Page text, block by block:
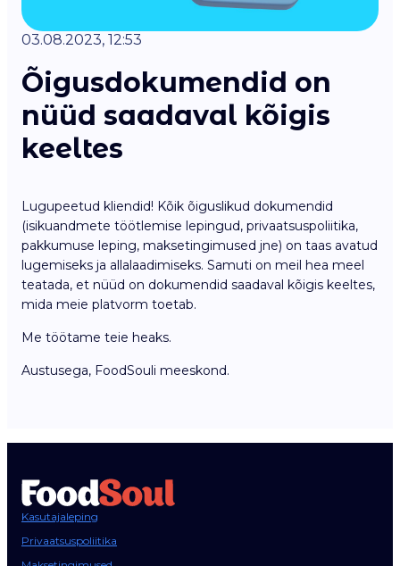
03.08.2023, 12:53
Õigusdokumendid on
nüüd saadaval kõigis
keeltes
Lugupeetud kliendid! Kõik õiguslikud dokumendid
(isikuandmete töötlemise lepingud, privaatsuspoliitika,
pakkumuse leping, maksetingimused jne) on taas avatud
lugemiseks ja allalaadimiseks. Samuti on meil hea meel
teatada, et nüüd on dokumendid saadaval kõigis keeltes,
mida meie platvorm toetab.
Me töötame teie heaks.
Austusega, FoodSouli meeskond.
Kasutajaleping
Privaatsuspoliitika